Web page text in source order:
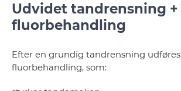
Udvidet tandrensning +
fluorbehandling
Efter en grundig tandrensning udføres
fluorbehandling, som: